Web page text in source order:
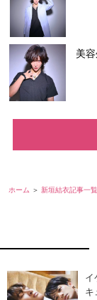
美
ホーム 新垣結衣記事一覧
イ
キ